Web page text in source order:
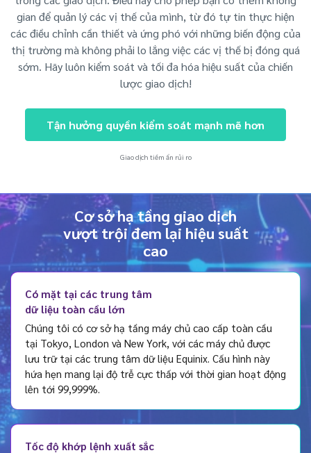
gian để quản lý các vị thế của mình, từ đó tự tin thực hiện
các điều chỉnh cần thiết và ứng phó với những biến động của
thị trường mà không phải lo lắng việc các vị thế bị đóng quá
sớm. Hãy luôn kiểm soát và tối đa hóa hiệu suất của chiến
lược giao dịch!
Tận hưởng quyền kiểm soát mạnh mẽ hơn
Giao dịch tiềm ẩn rủi ro
Cơ sở hạ tầng giao dịch
vượt trội đem lại hiệu suất
cao
Có mặt tại các trung tâm
dữ liệu toàn cầu lớn
Chúng tôi có cơ sở hạ tầng máy chủ cao cấp toàn cầu
tại Tokyo, London và New York, với các máy chủ được
lưu trữ tại các trung tâm dữ liệu Equinix. Cấu hình này
hứa hẹn mang lại độ trễ cực thấp với thời gian hoạt động
lên tới 99,999%.
Tốc độ khớp lệnh xuất sắc